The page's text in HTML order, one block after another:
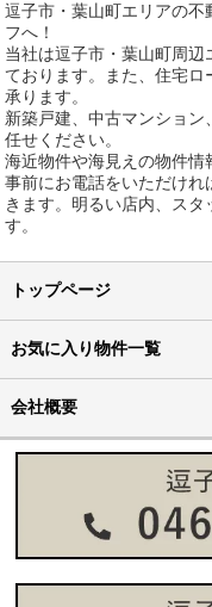
逗子市・葉山町エリアの
フへ！
当社は逗子市・葉山町周
ております。また、住宅
承ります。
新築戸建、中古マンショ
任せください。
海近物件や海見えの物件情
事前にお電話をいただけ
きます。明るい店内、ス
す。
トップページ
お気に入り物件一覧
会社概要